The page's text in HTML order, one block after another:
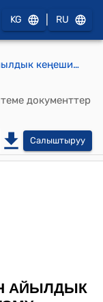
KG RU
Атай айыл аймагынын айылдык кеңешинин 2022-жылдын 11-февралындагы № 3 "Атай айылдык 17.01.2022-жылдагы элдик жыйындын жалпы № 1 Протоколун бекитүү жөнүндө" токтому
документтер
Салыштыруу